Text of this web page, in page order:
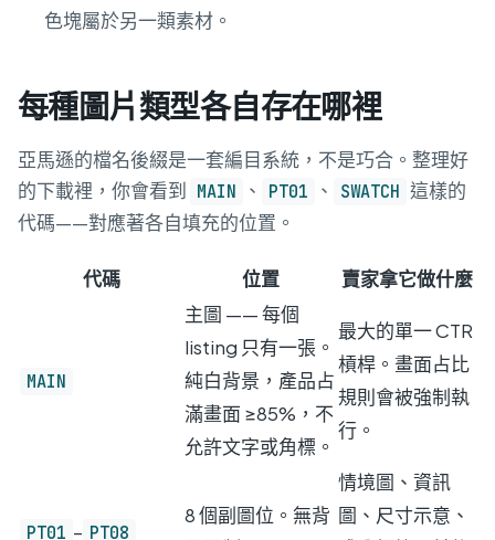
色塊屬於另一類素材。
每種圖片類型各自存在哪裡
亞馬遜的檔名後綴是一套編目系統，不是巧合。整理好
的下載裡，你會看到 MAIN 、 PT01 、 SWATCH 這樣的
代碼——對應著各自填充的位置。
代碼 位置 賣家拿它做什麼
MAIN
主圖 —— 每個
listing 只有一張。
純白背景，產品占
滿畫面 ≥85%，不
允許文字或角標。
最大的單一 CTR
槓桿。畫面占比
規則會被強制執
行。
PT01 – PT08
8 個副圖位。無背
情境圖、資訊
圖、尺寸示意、